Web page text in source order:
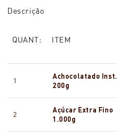
Descrição
QUANT: ITEM
1
Achocolatado Inst.
200g
2
Açúcar Extra Fino
1.000g